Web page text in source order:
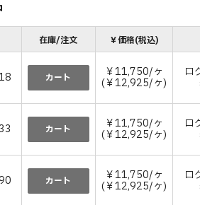
在庫/注文 ￥価格(税込)
カート ￥11,750/ヶ
(￥12,925/ヶ)
ロ
カート ￥11,750/ヶ
(￥12,925/ヶ)
ロ
カート ￥11,750/ヶ
(￥12,925/ヶ)
ロ